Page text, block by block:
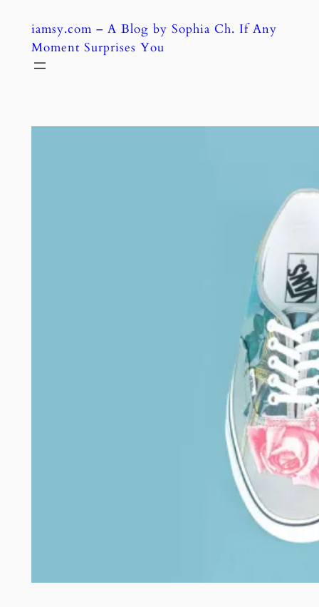
content
iamsy.com – A Blog by Sophia Ch. If Any
Moment Surprises You